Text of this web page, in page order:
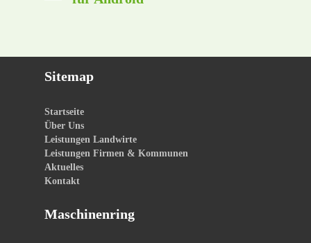
Sitemap
Startseite
Über Uns
Leistungen Landwirte
Leistungen Firmen & Kommunen
Aktuelles
Kontakt
Maschinenring